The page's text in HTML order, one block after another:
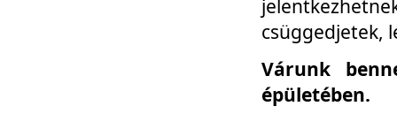
csüggedjetek,
Várunk
épületében.